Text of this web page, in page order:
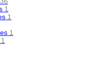
1
1
1
1